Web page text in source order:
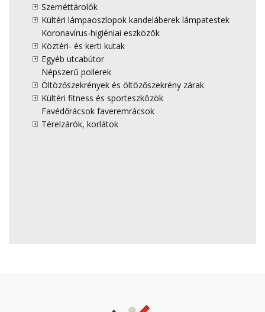
Szeméttárolók
Kültéri lámpaoszlopok kandeláberek lámpatestek
Koronavírus-higiéniai eszközök
Köztéri- és kerti kutak
Egyéb utcabútor
Népszerű pollerek
Öltözőszekrények és öltözőszekrény zárak
Kültéri fitness és sporteszközök
Favédőrácsok faveremrácsok
Térelzárók, korlátok